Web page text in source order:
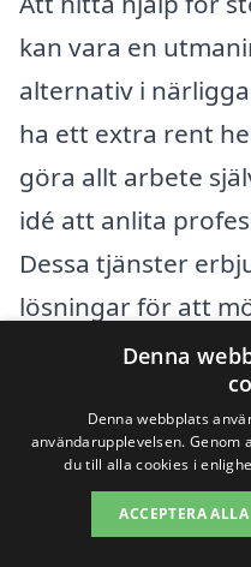
kan vara en
alternativ i
ha ett extra rent
göra allt arbete
idé att anlita
Dessa tjänster
lösningar för att
behov, och du
från olika företag.
Några av de
Näsbyn och där
Denna
Denna webbplats
användarupplevelsen. Genom
du till alla cookies i
ACCEPTERA ALLA